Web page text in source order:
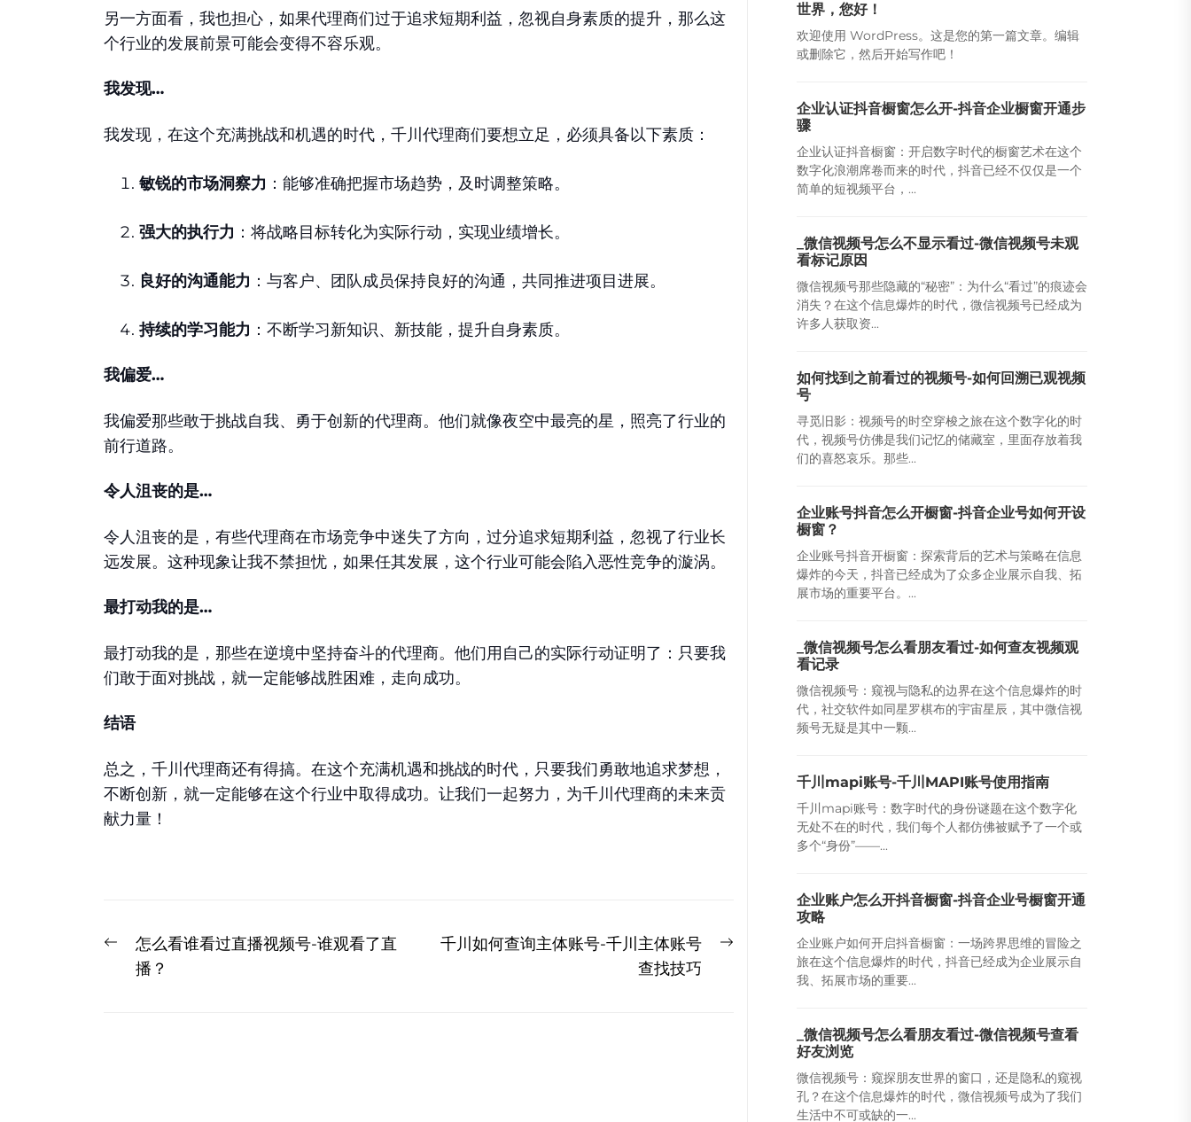
另一方面看，我也担心，如果代理商们过于追求短期利益，忽视自身素质的提升，那么这
个行业的发展前景可能会变得不容乐观。
我发现…
我发现，在这个充满挑战和机遇的时代，千川代理商们要想立足，必须具备以下素质：
敏锐的市场洞察力 ：能够准确把握市场趋势，及时调整策略。
强大的执行力 ：将战略目标转化为实际行动，实现业绩增长。
良好的沟通能力 ：与客户、团队成员保持良好的沟通，共同推进项目进展。
持续的学习能力 ：不断学习新知识、新技能，提升自身素质。
我偏爱…
我偏爱那些敢于挑战自我、勇于创新的代理商。他们就像夜空中最亮的星，照亮了行业的
前行道路。
令人沮丧的是…
令人沮丧的是，有些代理商在市场竞争中迷失了方向，过分追求短期利益，忽视了行业长
远发展。这种现象让我不禁担忧，如果任其发展，这个行业可能会陷入恶性竞争的漩涡。
最打动我的是…
最打动我的是，那些在逆境中坚持奋斗的代理商。他们用自己的实际行动证明了：只要我
们敢于面对挑战，就一定能够战胜困难，走向成功。
结语
总之，千川代理商还有得搞。在这个充满机遇和挑战的时代，只要我们勇敢地追求梦想，
不断创新，就一定能够在这个行业中取得成功。让我们一起努力，为千川代理商的未来贡
献力量！
文
Previous
post:
怎么看谁看过直播视频号-谁观看了直
播？
Next
千川如何查询主体账号-千川主体账号
查找技巧
世界，您好！
欢迎使用 WordPress。这是您的第一篇文章。编辑
或删除它，然后开始写作吧！
企业认证抖音橱窗怎么开-抖音企业橱窗开通步
骤
企业认证抖音橱窗：开启数字时代的橱窗艺术在这个
数字化浪潮席卷而来的时代，抖音已经不仅仅是一个
简单的短视频平台，...
_微信视频号怎么不显示看过-微信视频号未观
看标记原因
微信视频号那些隐藏的“秘密”：为什么“看过”的痕迹会
消失？在这个信息爆炸的时代，微信视频号已经成为
许多人获取资...
如何找到之前看过的视频号-如何回溯已观视频
号
寻觅旧影：视频号的时空穿梭之旅在这个数字化的时
代，视频号仿佛是我们记忆的储藏室，里面存放着我
们的喜怒哀乐。那些...
企业账号抖音怎么开橱窗-抖音企业号如何开设
橱窗？
企业账号抖音开橱窗：探索背后的艺术与策略在信息
爆炸的今天，抖音已经成为了众多企业展示自我、拓
展市场的重要平台。...
_微信视频号怎么看朋友看过-如何查友视频观
看记录
微信视频号：窥视与隐私的边界在这个信息爆炸的时
代，社交软件如同星罗棋布的宇宙星辰，其中微信视
频号无疑是其中一颗...
千川mapi账号-千川MAPI账号使用指南
千川mapi账号：数字时代的身份谜题在这个数字化
无处不在的时代，我们每个人都仿佛被赋予了一个或
多个“身份”——...
企业账户怎么开抖音橱窗-抖音企业号橱窗开通
攻略
企业账户如何开启抖音橱窗：一场跨界思维的冒险之
旅在这个信息爆炸的时代，抖音已经成为企业展示自
我、拓展市场的重要...
_微信视频号怎么看朋友看过-微信视频号查看
好友浏览
微信视频号：窥探朋友世界的窗口，还是隐私的窥视
孔？在这个信息爆炸的时代，微信视频号成为了我们
生活中不可或缺的一...